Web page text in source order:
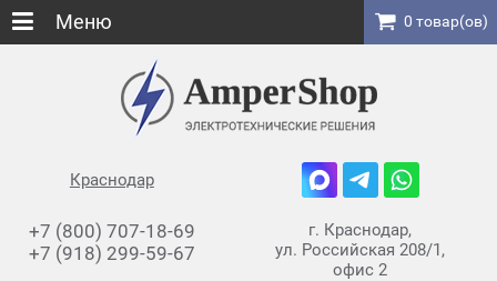
Краснодар
+7 (800) 707-18-69
+7 (918) 299-59-67
г. Краснодар,
ул. Российская 208/1,
офис 2
Меню 0 товар(ов)